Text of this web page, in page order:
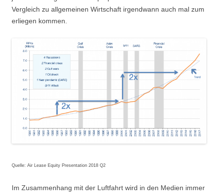
Vergleich zu allgemeinen Wirtschaft irgendwann auch mal zum
erliegen kommen.
Quelle: Air Lease Equity Presentation 2018 Q2
Im Zusammenhang mit der Luftfahrt wird in den Medien immer